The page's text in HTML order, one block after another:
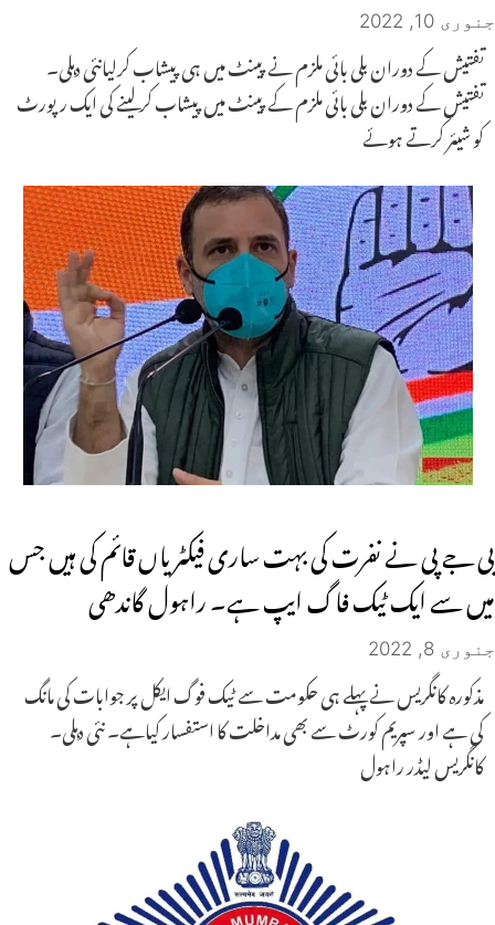
جنوری 10, 2022
تفتیش کے دوران بلی بائی ملزم نے پینٹ میں ہی پیشاب کرلیانئی دہلی۔
تفتیش کے دوران بلی بائی ملزم کے پینٹ میں پیشاب کرلینے کی ایک رپورٹ
کو شیئر کرتے ہوئے
بی جے پی نے نفرت کی بہت ساری فیکٹریاں قائم کی ہیں جس
میں سے ایک ٹیک فاگ ایپ ہے۔ راہول گاندھی
جنوری 8, 2022
مذکورہ کانگریس نے پہلے ہی حکومت سے ٹیک فوگ ایکل پر جوابات کی مانگ
کی ہے اور سپریم کورٹ سے بھی مداخلت کا استفسار کیاہے۔ نئی دہلی۔
کانگریس لیڈر راہول